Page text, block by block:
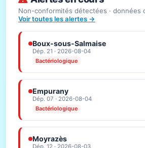
Non-conformités détectées · données
Voir toutes les alertes →
Boux-sous-Salmaise
Dép. 21 · 2026-08-04
Bactériologique
Empurany
Dép. 07 · 2026-08-04
Bactériologique
Moyrazès